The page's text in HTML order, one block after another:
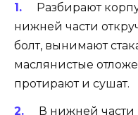
Разбирают
нижней части
болт, вынимают
маслянистые
протирают и сушат.
В нижней части